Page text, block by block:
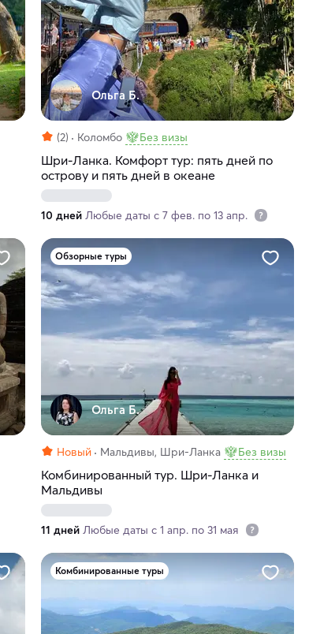
Ольга Б.
(2) Коломбо Без визы
Шри-Ланка. Комфорт тур: пять дней по
острову и пять дней в океане
10 дней Любые даты с 7 фев. по 13 апр.
Обзорные туры
Ольга Б.
Новый Мальдивы, Шри-Ланка Без визы
Комбинированный тур. Шри-Ланка и
Мальдивы
11 дней Любые даты с 1 апр. по 31 мая
Комбинированные туры